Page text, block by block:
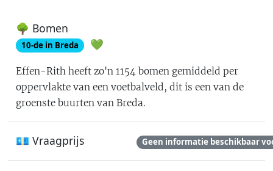
🌳 Bomen
10-de in Breda 💚
Effen-Rith heeft zo'n1154 bomen gemiddeld per
oppervlakte van een voetbalveld, dit iseen van de
groenste buurten van Breda.
💶 Vraagprijs Geen informatie beschikbaar